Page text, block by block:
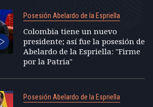
Posesión Abelardo de la Espriella
Colombia tiene un nuevo
presidente; así fue la posesión de
Abelardo de la Espriella: "Firme
por la Patria"
Posesión Abelardo de la Espriella